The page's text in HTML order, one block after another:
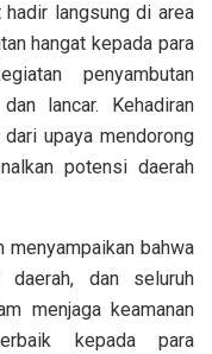
langsung di area
hangat kepada para
penyambutan
lancar. Kehadiran
upaya mendorong
potensi daerah
menyampaikan bahwa
daerah, dan seluruh
menjaga keamanan
kepada para